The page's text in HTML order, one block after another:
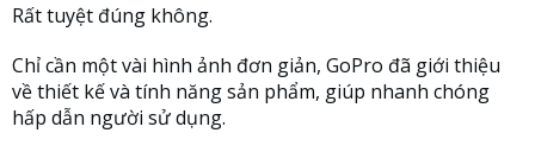
Rất tuyệt đúng không.
Chỉ cần một vài hình ảnh đơn giản, GoPro đã giới thiệu
về thiết kế và tính năng sản phẩm, giúp nhanh chóng
hấp dẫn người sử dụng.